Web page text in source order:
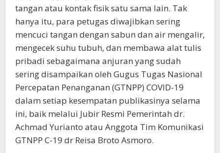
tangan atau kontak fisik satu sama lain. Tak
hanya itu, para petugas diwajibkan sering
mencuci tangan dengan sabun dan air mengalir,
mengecek suhu tubuh, dan membawa alat tulis
pribadi sebagaimana anjuran yang sudah
sering disampaikan oleh Gugus Tugas Nasional
Percepatan Penanganan (GTNPP) COVID-19
dalam setiap kesempatan publikasinya selama
ini, baik melalui Jubir Resmi Pemerintah dr.
Achmad Yurianto atau Anggota Tim Komunikasi
GTNPP C-19 dr Reisa Broto Asmoro.